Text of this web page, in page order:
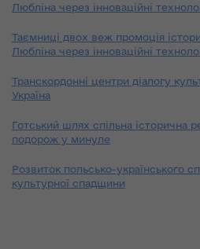
Любліна через інноваційні
Таємниці двох веж промоція
Любліна через інноваційні
Транскордонні центри діалогу
Україна
Готський шлях спільна історична
подорож у минуле
Розвиток польсько-українського
культурної спадщини